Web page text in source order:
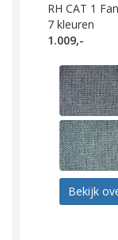
RH CAT 1
7 kleuren
1.009,-
Bekijk